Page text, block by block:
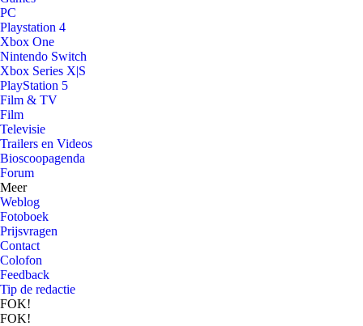
PC
Playstation 4
Xbox One
Nintendo Switch
Xbox Series X|S
PlayStation 5
Film & TV
Film
Televisie
Trailers en Videos
Bioscoopagenda
Forum
Meer
Weblog
Fotoboek
Prijsvragen
Contact
Colofon
Feedback
Tip de redactie
FOK!
FOK!